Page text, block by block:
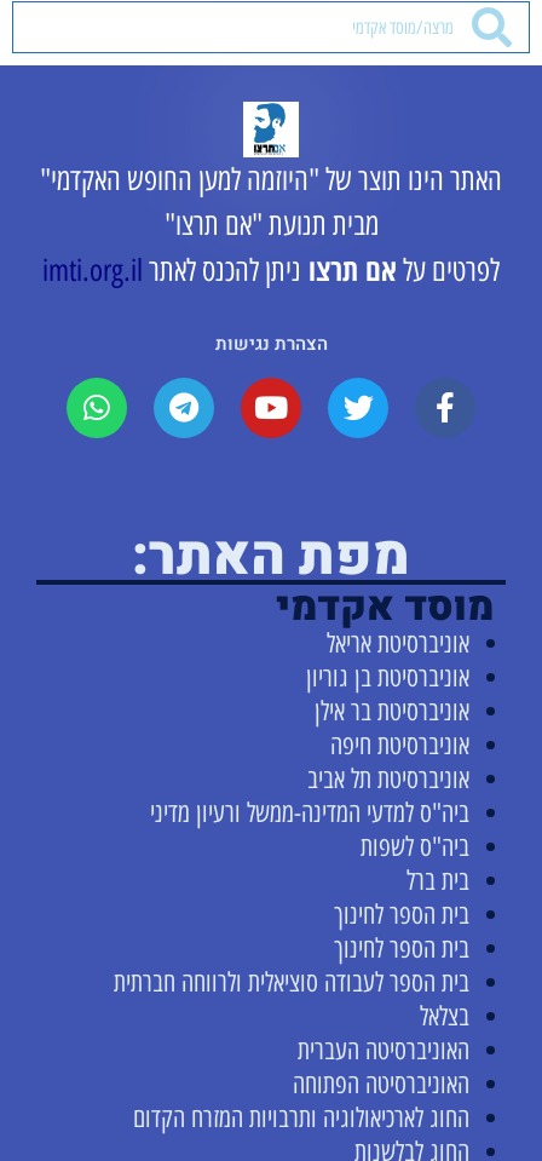
הינו תוצר של "היוזמה למען החופש האקדמי"
מבית תנועת "אם תרצו"
עלאם תרצוניתן להכנס לאתרimti.org.il
הצהרת נגישות
מפת האתר:
מוסד אקדמי
אוניברסיטת אריאל
אוניברסיטת בן גוריון
אוניברסיטת בר אילן
אוניברסיטת חיפה
אוניברסיטת תל אביב
ביה"ס למדעי המדינה-ממשל ורעיון מדיני
ביה"ס לשפות
בית ברל
בית הספר לחינוך
בית הספר לחינוך
בית הספר לעבודה סוציאלית ולרווחה חברתית
בצלאל
האוניברסיטה העברית
האוניברסיטה הפתוחה
החוג לארכיאולוגיה ותרבויות המזרח הקדום
החוג לבלשנות